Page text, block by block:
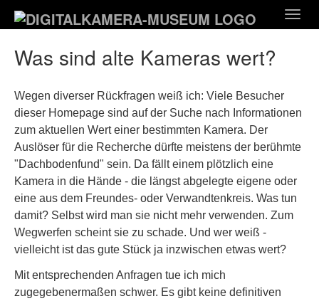
Hauptinhalt
Was sind alte Kameras wert?
Wegen diverser Rückfragen weiß ich: Viele Besucher
dieser Homepage sind auf der Suche nach Informationen
zum aktuellen Wert einer bestimmten Kamera. Der
Auslöser für die Recherche dürfte meistens der berühmte
"Dachbodenfund" sein. Da fällt einem plötzlich eine
Kamera in die Hände - die längst abgelegte eigene oder
eine aus dem Freundes- oder Verwandtenkreis. Was tun
damit? Selbst wird man sie nicht mehr verwenden. Zum
Wegwerfen scheint sie zu schade. Und wer weiß -
vielleicht ist das gute Stück ja inzwischen etwas wert?
Mit entsprechenden Anfragen tue ich mich
zugegebenermaßen schwer. Es gibt keine definitiven